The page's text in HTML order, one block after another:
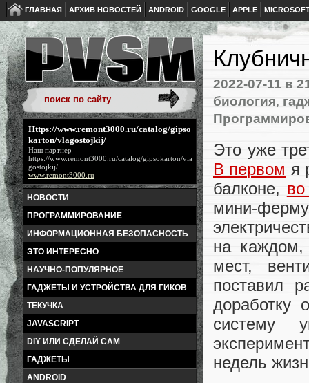
ГЛАВНАЯ АРХИВ НОВОСТЕЙ ANDROID GOOGLE APPLE
Https://www.remont3000.ru/catalog/gipso
karton/vlagostojkij/
Наш партнер -
https://www.remont3000.ru/catalog/gipsokarton/vla
gostojkij/.
www.remont3000.ru
НОВОСТИ
ПРОГРАММИРОВАНИЕ
ИНФОРМАЦИОННАЯ БЕЗОПАСНОСТЬ
ЭТО ИНТЕРЕСНО
НАУЧНО-ПОПУЛЯРНОЕ
ГАДЖЕТЫ И УСТРОЙСТВА ДЛЯ ГИКОВ
ТЕКУЧКА
JAVASCRIPT
DIY ИЛИ СДЕЛАЙ САМ
ГАДЖЕТЫ
ANDROID
2022-07-11 в
биология,
Это уже
В первом я
балконе,
мини-
на каждом,
мест,
поставил
доработку
систему
недель